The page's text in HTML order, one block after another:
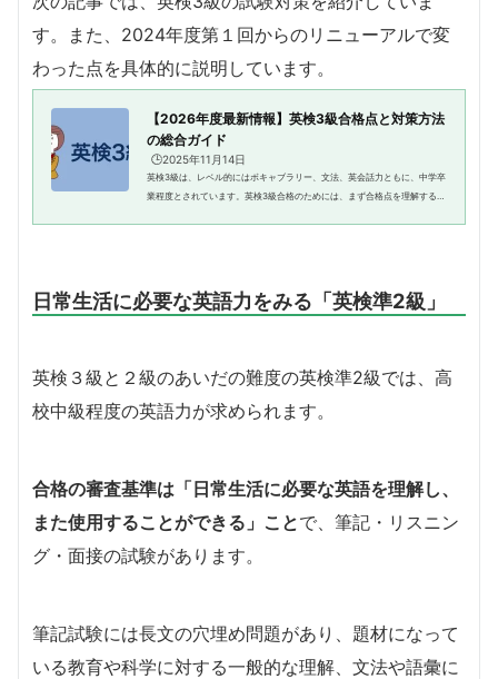
す。また、2024年度第１回からのリニューアルで変
わった点を具体的に説明しています。
【2026年度最新情報】英検3級合格点と対策方法
の総合ガイド
🕒️2025年11月14日
英検3級は、レベル的にはボキャブラリー、文法、英会話力ともに、中学卒
業程度とされています。英検3級合格のためには、まず合格点を理解するこ
日常生活に必要な英語力をみる「英検準2級」
英検３級と２級のあいだの難度の英検準2級では、高
校中級程度の英語力が求められます。
合格の審査基準は「日常生活に必要な英語を理解し、
また使用することができる」ことで、筆記・リスニン
グ・面接の試験があります。
筆記試験には長文の穴埋め問題があり、題材になって
いる教育や科学に対する一般的な理解、文法や語彙に